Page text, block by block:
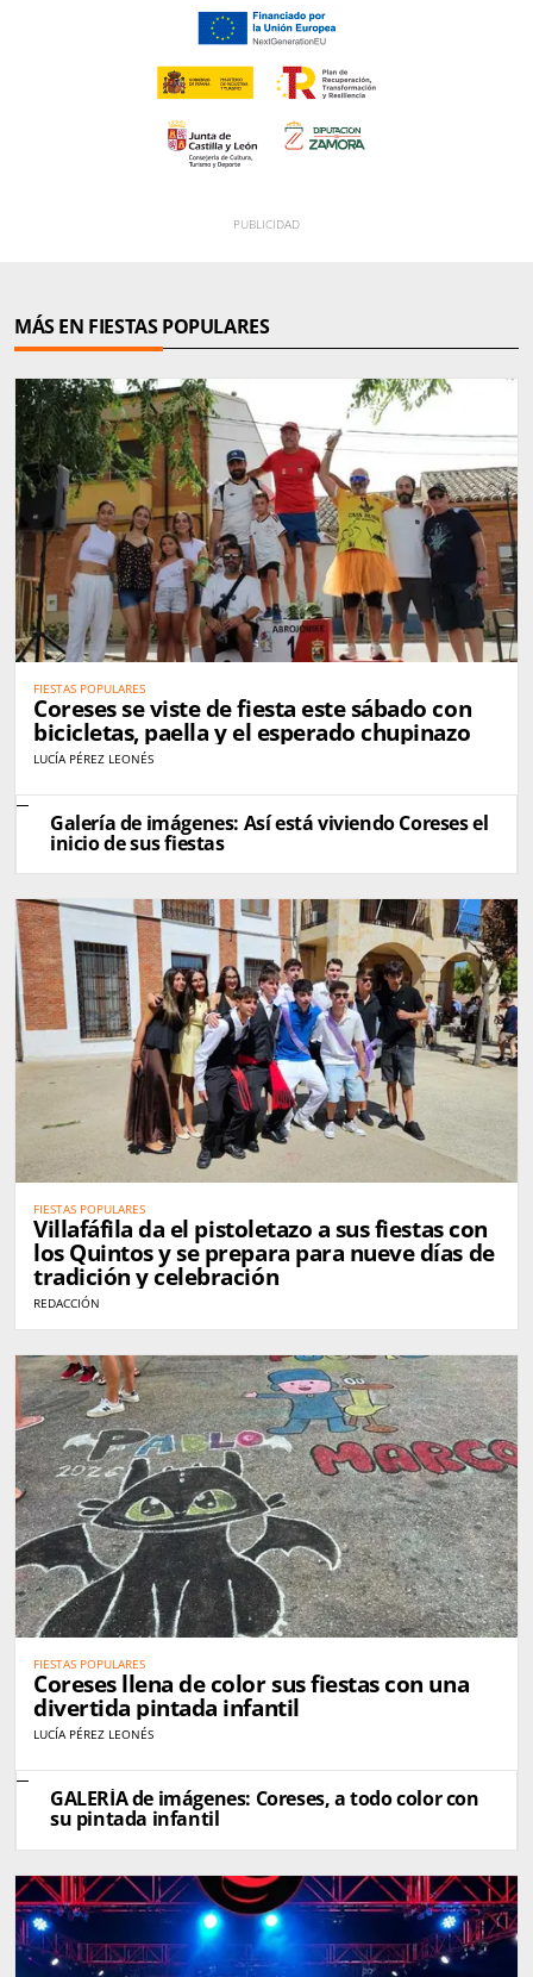
MÁS EN FIESTAS POPULARES
FIESTAS POPULARES
Coreses se viste de fiesta este sábado con
bicicletas, paella y el esperado chupinazo
LUCÍA PÉREZ LEONÉS
Galería de imágenes: Así está viviendo Coreses el
inicio de sus fiestas
FIESTAS POPULARES
Villafáfila da el pistoletazo a sus fiestas con
los Quintos y se prepara para nueve días de
tradición y celebración
REDACCIÓN
FIESTAS POPULARES
Coreses llena de color sus fiestas con una
divertida pintada infantil
LUCÍA PÉREZ LEONÉS
GALERÍA de imágenes: Coreses, a todo color con
su pintada infantil